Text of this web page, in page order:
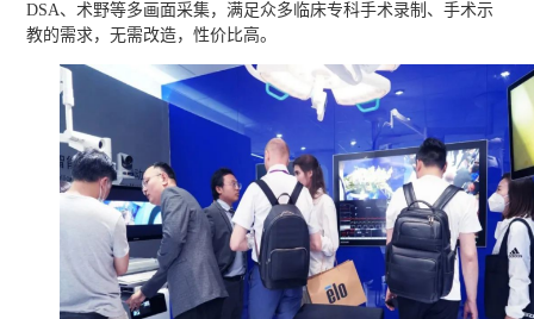
DSA、术野等多画面采集，满足众多临床专科手术录制、手术示
教的需求，无需改造，性价比高。